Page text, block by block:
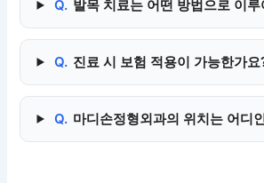
Q. 발목 치료는 어떤 방법으로 이
Q. 진료 시 보험 적용이 가능한가요
Q. 마디손정형외과의 위치는 어디